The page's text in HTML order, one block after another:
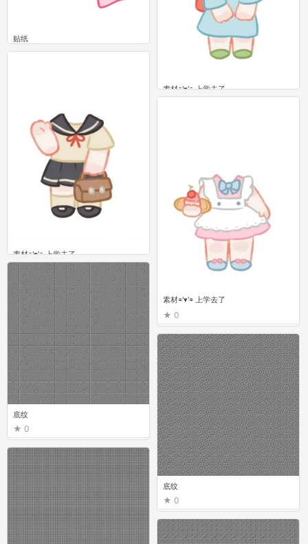
贴纸
0
素材⌯'▾'⌯ 上学去了
0
底纹
0
底纹
0
素材⌯'▾'⌯ 上学去了
素材⌯'▾'⌯ 上学去了
0